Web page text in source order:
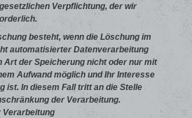
Verpflichtung, der wir
besteht, wenn die Löschung im
automatisierter Datenverarbeitung
Art der Speicherung nicht oder nur mit
Aufwand möglich und Ihr Interesse
ist. In diesem Fall tritt an die Stelle
der Verarbeitung.
Verarbeitung